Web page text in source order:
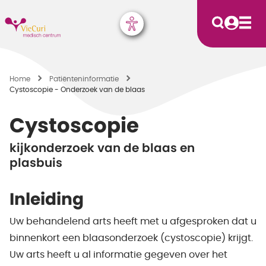
Home
Patiënten­informatie
Cystoscopie - Onderzoek van de blaas
Cystoscopie
kijkonderzoek van de blaas en
plasbuis
Inleiding
Uw behandelend arts heeft met u afgesproken dat u
binnenkort een blaasonderzoek (cystoscopie) krijgt.
Uw arts heeft u al informatie gegeven over het